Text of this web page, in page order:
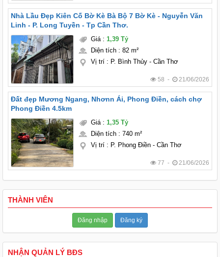
Nhà Lầu Đẹp Kiên Cố Bờ Kè Bà Bộ 7 Bờ Kè - Nguyễn Văn
Linh - P. Long Tuyền - Tp Cần Thơ.
Giá: 1,39 Tỷ
Diện tích: 82 m²
Vị trí: P. Bình Thủy - Cần Thơ
58 - 21/06/2026
Đất đẹp Mương Ngang, Nhơnn Ái, Phong Điền, cách chợ
Phong Điền 4.5km
Giá: 1,35 Tỷ
Diện tích: 740 m²
Vị trí: P. Phong Điền - Cần Thơ
77 - 21/06/2026
THÀNH VIÊN
Đăng nhập Đăng ký
NHẬN QUẢN LÝ BĐS